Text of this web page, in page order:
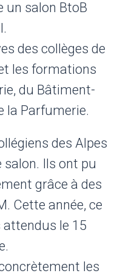
un salon BtoB
des collèges de
les formations
du Bâtiment-
la Parfumerie.
des Alpes
Ils ont pu
grâce à des
Cette année, ce
le 15
les